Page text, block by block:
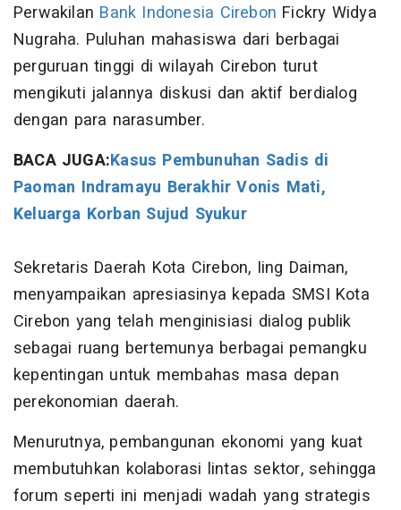
Perwakilan Bank Indonesia Cirebon Fickry Widya
Nugraha. Puluhan mahasiswa dari berbagai
perguruan tinggi di wilayah Cirebon turut
mengikuti jalannya diskusi dan aktif berdialog
dengan para narasumber.
BACA JUGA:Kasus Pembunuhan Sadis di
Paoman Indramayu Berakhir Vonis Mati,
Keluarga Korban Sujud Syukur
Sekretaris Daerah Kota Cirebon, Iing Daiman,
menyampaikan apresiasinya kepada SMSI Kota
Cirebon yang telah menginisiasi dialog publik
sebagai ruang bertemunya berbagai pemangku
kepentingan untuk membahas masa depan
perekonomian daerah.
Menurutnya, pembangunan ekonomi yang kuat
membutuhkan kolaborasi lintas sektor, sehingga
forum seperti ini menjadi wadah yang strategis